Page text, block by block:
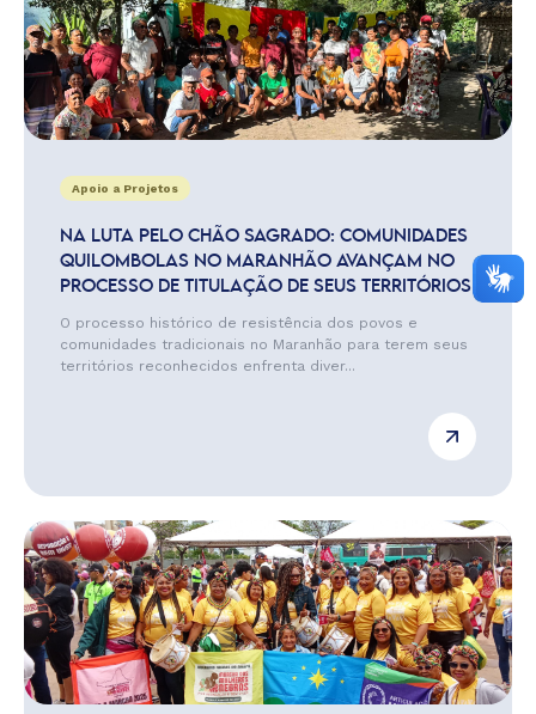
Apoio a Projetos
NA LUTA PELO CHÃO SAGRADO: COMUNIDADES
QUILOMBOLAS NO MARANHÃO AVANÇAM NO
PROCESSO DE TITULAÇÃO DE SEUS TERRITÓRIOS
O processo histórico de resistência dos povos e
comunidades tradicionais no Maranhão para terem seus
territórios reconhecidos enfrenta diver...